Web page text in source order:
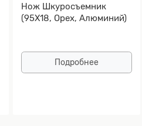
Нож Шкуросъемник
(95Х18, Орех, Алюминий)
Подробнее